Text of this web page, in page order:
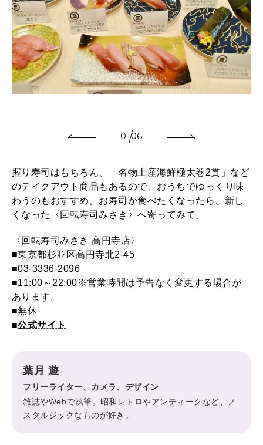
0106
握り寿司はもちろん、「名物土産海鮮極太巻2貫」など
のテイクアウト商品もあるので、おうちでゆっくり味
わうのもおすすめ。お寿司が食べたくなったら、新し
くなった〈回転寿司みさき〉へ寄ってみて。
〈回転寿司みさき 高円寺店〉
■東京都杉並区高円寺北2-45
■03-3336-2096
■11:00～22:00※営業時間は予告なく変更する場合が
あります。
■無休
■公式サイト
葉月 遊
フリーライター、カメラ、デザイン
雑誌やWebで執筆。昭和レトロやアンティークなど、ノ
スタルジックなものが好き。